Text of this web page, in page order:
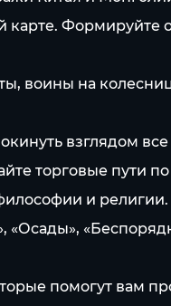
Формируйте
воины на
взглядом
торговые пути
и религии.
помогут вам